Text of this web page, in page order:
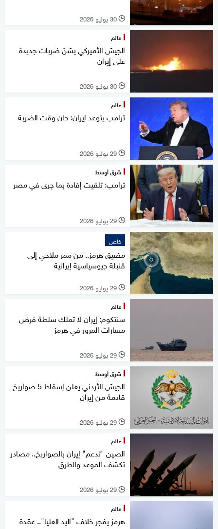
l 30 يوليو 2026
عالم
الجيش الأميركي يشنّ ضربات جديدة
على إيران
l 30 يوليو 2026
عالم
ترامب يتوعد إيران: حان وقت الضربة
l 29 يوليو 2026
شرق أوسط
ترامب: تلقيت إفادة بما جرى في مصر
l 29 يوليو 2026
خاص
مضيق هرمز.. من ممر ملاحي إلى
قنبلة جيوسياسية إيرانية
l 29 يوليو 2026
عالم
سنتكوم: إيران لا تملك سلطة فرض
مسارات المرور في هرمز
l 29 يوليو 2026
شرق أوسط
الجيش الأردني يعلن إسقاط 5 صواريخ
قادمة من إيران
l 29 يوليو 2026
عالم
الصين "تدعم" إيران بالصواريخ.. مصادر
تكشف الموعد والطرق
l 29 يوليو 2026
عالم
هرمز يفجر خلاف "اليد العليا".. عقدة